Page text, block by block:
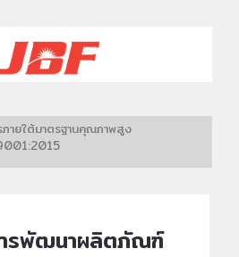
ภายใต้มาตรฐานคุณภาพสูง
รพัฒนาผลิตภัณฑ์